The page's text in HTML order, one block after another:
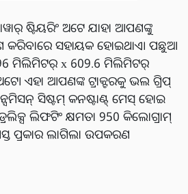
ଷ୍ଟିୟରିଂ ଅଟେ ଯାହା ଆପଣଙ୍କୁ
କରିବାରେ ସହାୟକ ହୋଇଥାଏ। ପଛୁଆ
ମିଲିମିଟର୍ x 609.6 ମିଲିମିଟର୍
ଏହା ଆପଣଙ୍କ ଟ୍ରାକ୍ଟରକୁ ଭଲ ଗ୍ରିପ୍
ସିଷ୍ଟମ୍ କନଷ୍ଟାଣ୍ଟ୍ ମେସ୍ ହୋଇ
ଲିଫଟିଂ କ୍ଷମତା 950 କିଲୋଗ୍ରାମ୍
ପ୍ରକାର ଲାଗିଲା ଉପକରଣ